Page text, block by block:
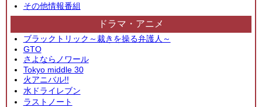
その他情報番組
ドラマ・アニメ
ブラックトリック～裁きを操る弁護人～
GTO
さよならノワール
Tokyo middle 30
火アニバル!!
水ドライレブン
ラストノート